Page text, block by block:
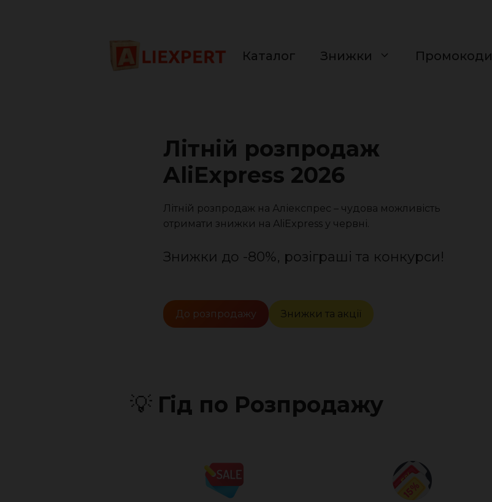
Каталог Знижки Промокоди
Літній розпродаж
AliExpress 2026
Літній розпродаж на Аліекспрес – чудова можливість
отримати знижки на AliExpress у червні.
Знижки до -80%, розіграші та конкурси!
До розпродажу Знижки та акції
💡 Гід по Розпродажу